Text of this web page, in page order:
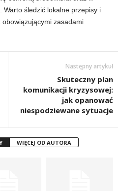
Warto śledzić lokalne przepisy i
zasadami
Następny artykuł
Skuteczny plan
komunikacji kryzysowej:
jak opanować
niespodziewane sytuacje
WIĘCEJ OD AUTORA